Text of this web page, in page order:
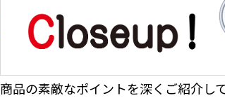
商品の素敵なポイントを深くご紹介し